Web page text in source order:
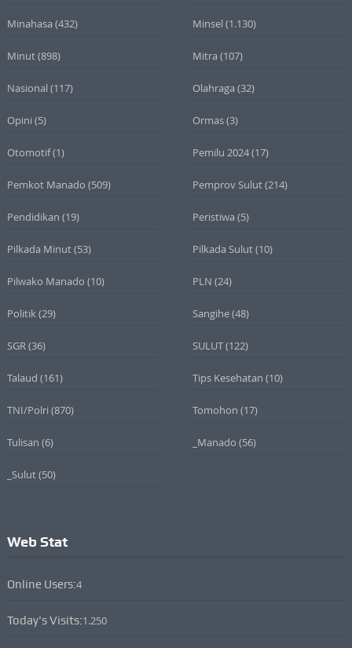
Minahasa (432) Minsel (1.130)
Minut(898) Mitra (107)
Nasional (117) Olahraga (32)
Opini (5) Ormas(3)
Otomotif(1) Pemilu 2024(17)
Pemkot Manado (509) Pemprov Sulut(214)
Pendidikan (19) Peristiwa (5)
Pilkada Minut(53) Pilkada Sulut(10)
Pilwako Manado (10) PLN (24)
Politik (29) Sangihe(48)
SGR (36) SULUT(122)
Talaud (161) Tips Kesehatan (10)
TNI/Polri (870) Tomohon (17)
Tulisan (6) _Manado (56)
_Sulut(50)
Web Stat
Online Users:4
Today's Visits:1.250